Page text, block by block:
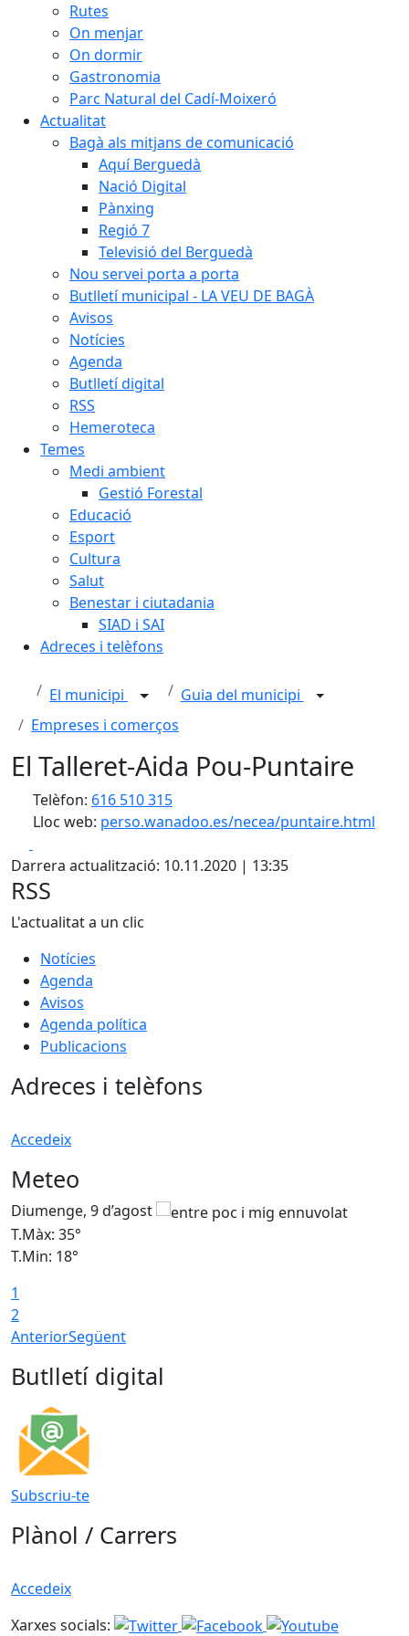
Rutes
On menjar
On dormir
Gastronomia
Parc Natural del Cadí-Moixeró
Actualitat
Bagà als mitjans de comunicació
Aquí Berguedà
Nació Digital
Pànxing
Regió 7
Televisió del Berguedà
Nou servei porta a porta
Butlletí municipal - LA VEU DE BAGÀ
Avisos
Notícies
Agenda
Butlletí digital
RSS
Hemeroteca
Temes
Medi ambient
Gestió Forestal
Educació
Esport
Cultura
Salut
Benestar i ciutadania
SIAD i SAI
Adreces i telèfons
El municipi
Guia del municipi
Empreses i comerços
El Talleret-Aida Pou-Puntaire
Telèfon: 616 510 315
Lloc web: perso.wanadoo.es/necea/puntaire.html
Darrera actualització: 10.11.2020 | 13:35
RSS
L'actualitat a un clic
Notícies
Agenda
Avisos
Agenda política
Publicacions
Adreces i telèfons
Accedeix
Meteo
Diumenge, 9 d’agost
T.Màx: 35°
T.Min: 18°
1
2
AnteriorSegüent
Butlletí digital
Subscriu-te
Plànol / Carrers
Accedeix
Xarxes socials: